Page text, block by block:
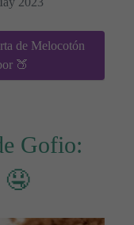
de Melocotón
🍑
Gofio:
🤤